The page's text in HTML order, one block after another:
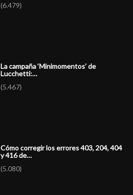
(6.479)
La campaña ‘Minimomentos’ de
Lucchetti:…
(5.467)
Cómo corregir los errores 403, 204, 404
y 416 de…
(5.080)